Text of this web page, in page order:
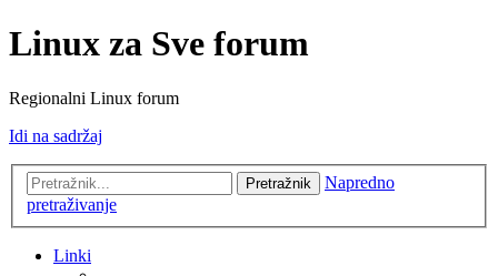
Linux za Sve forum
Regionalni Linux forum
Idi na sadržaj
Pretražnik
Napredno
pretraživanje
Linki